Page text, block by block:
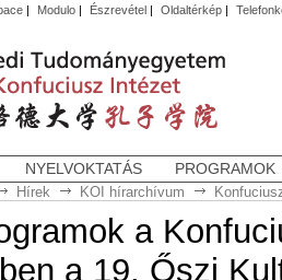
| Modulo| Észrevétel| Oldaltérkép|
NYELVOKTATÁS PROGRAMOK
Hírek KOI hírarchívum
a
a 19. Őszi